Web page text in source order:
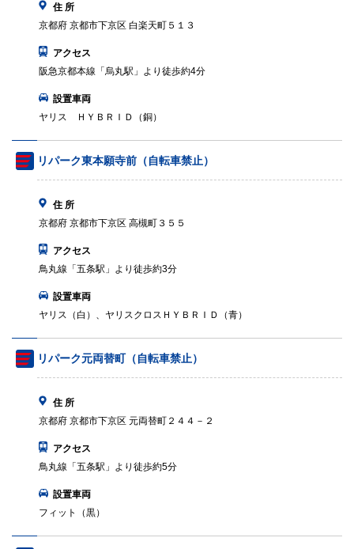
住 所
京都府 京都市下京区 白楽天町５１３
アクセス
阪急京都本線「烏丸駅」より徒歩約4分
設置車両
ヤリス ＨＹＢＲＩＤ（銅）
リパーク東本願寺前（自転車禁止）
住 所
京都府 京都市下京区 高槻町３５５
アクセス
鳥丸線「五条駅」より徒歩約3分
設置車両
ヤリス（白）、ヤリスクロスＨＹＢＲＩＤ（青）
リパーク元両替町（自転車禁止）
住 所
京都府 京都市下京区 元両替町２４４－２
アクセス
鳥丸線「五条駅」より徒歩約5分
設置車両
フィット（黒）